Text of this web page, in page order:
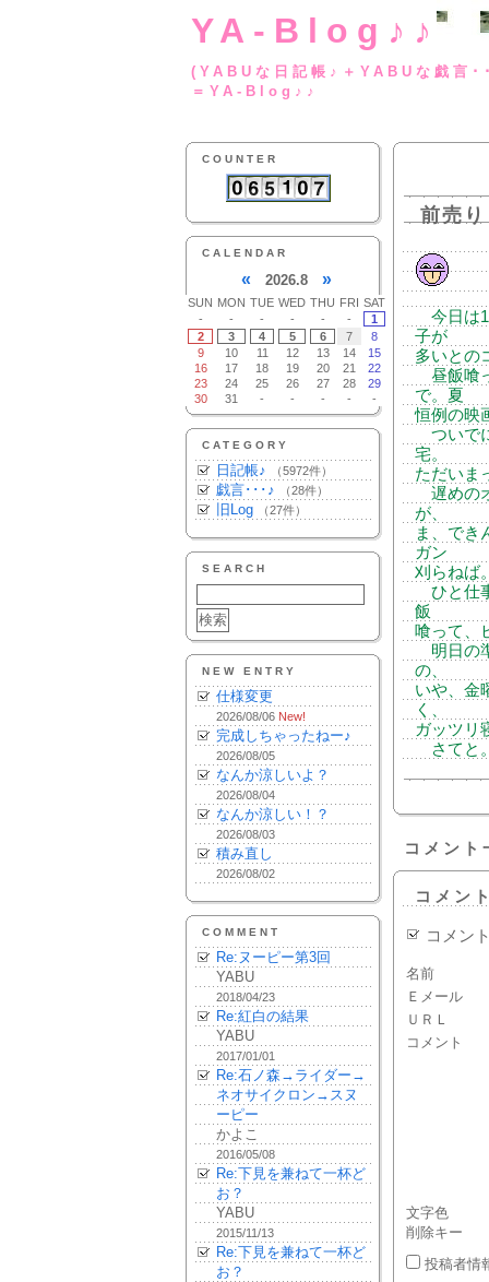
YA-Blog♪♪
(YABUな日記帳♪
＝YA-Blog♪♪
COUNTER
CALENDAR
« 2026.8 »
SUN MON TUE WED THU FRI SAT
-
- - - - -
1
2
3 4 5 6 7
8
9
10 11 12 13 14
15
16
17 18 19 20 21
22
23
24 25 26 27 28
29
30
31 - - - - -
CATEGORY
日記帳♪ （5972件）
戯言･･･♪ （28件）
旧Log （27件）
SEARCH
NEW ENTRY
仕様変更
2026/08/06 New!
完成しちゃったねー♪
2026/08/05
なんか涼しいよ？
2026/08/04
なんか涼しい！？
2026/08/03
積み直し
2026/08/02
COMMENT
Re:ヌーピー第3回
YABU
2018/04/23
Re:紅白の結果
YABU
2017/01/01
Re:石ノ森→ライダー→
ネオサイクロン→スヌ
ーピー
かよこ
2016/05/08
Re:下見を兼ねて一杯ど
お？
YABU
2015/11/13
Re:下見を兼ねて一杯ど
お？
前売
今日は
子が
多いとの
昼飯喰
で。夏
恒例の映
ついで
宅。
ただいま
遅めの
が、
ま、でき
ガン
刈らねば
ひと仕
飯
喰って、
明日の
の、
いや、金
く、
ガッツリ
さてと
コメント
コメン
コメン
名前
Ｅメール
ＵＲＬ
コメント
文字色
削除キー
投稿者情